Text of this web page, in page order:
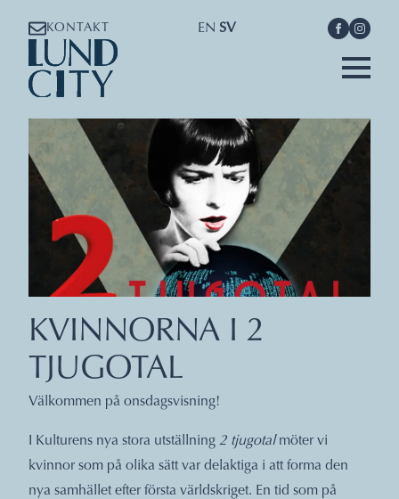
KONTAKT EN SV
KVINNORNA I 2
TJUGOTAL
Välkommen på onsdagsvisning!
I Kulturens nya stora utställning 2 tjugotalmöter vi
kvinnor som på olika sätt var delaktiga i att forma den
nya samhället efter första världskriget. En tid som på